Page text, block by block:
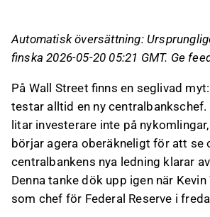
Räntemarknaderna tenderar
riskpremier under en ny
stigande räntor.
Det spekuleras att nya
inleda sina mandatperioder
åtgärder för att etablera
kan orsaka marknadsturbulens.
Kevin Warsh står inför en
när han tillträder som chef för
Automatisk översättning:
finska 2026-05-20 05:21 GMT. Ge
På Wall Street finns en seglivad
testar alltid en ny
litar investerare inte på
börjar agera oberäkneligt för att se
centralbankens nya ledning klarar
Denna tanke dök upp igen när
som chef för Federal Reserve i